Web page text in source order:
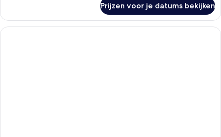
kamer
Prijzen voor je datums bekijken